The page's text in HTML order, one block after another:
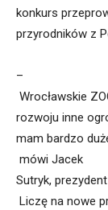
konkurs
przyrodników z
–
Wrocławskie
rozwoju inne
mam bardzo
mówi Jacek
Sutryk, prezydent
Liczę na nowe